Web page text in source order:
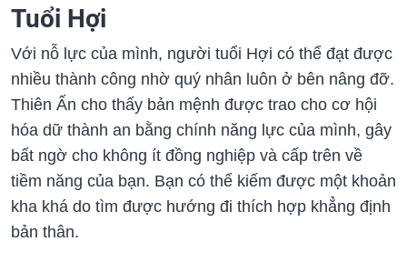
Tuổi Hợi
Với nỗ lực của mình, người tuổi Hợi có thể đạt được
nhiều thành công nhờ quý nhân luôn ở bên nâng đỡ.
Thiên Ấn cho thấy bản mệnh được trao cho cơ hội
hóa dữ thành an bằng chính năng lực của mình, gây
bất ngờ cho không ít đồng nghiệp và cấp trên về
tiềm năng của bạn. Bạn có thể kiếm được một khoản
kha khá do tìm được hướng đi thích hợp khẳng định
bản thân.